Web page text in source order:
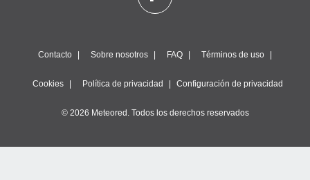
Contacto Sobre nosotros FAQ Términos de uso
Cookies Política de privacidad Configuración de privacidad
© 2026 Meteored. Todos los derechos reservados